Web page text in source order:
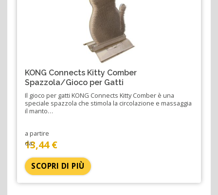
KONG Connects Kitty Comber
Spazzola/Gioco per Gatti
Il gioco per gatti KONG Connects Kitty Comber è una
speciale spazzola che stimola la circolazione e massaggia
il manto…
a partire
da:
13,44 €
SCOPRI DI PIÙ